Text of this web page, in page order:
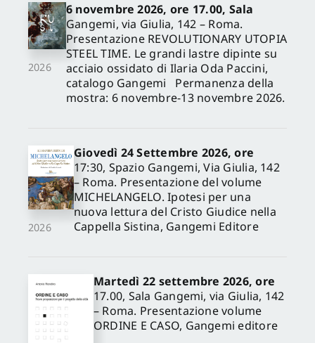
2026
6 novembre 2026, ore 17.00, Sala
Gangemi, via Giulia, 142 – Roma.
Presentazione REVOLUTIONARY UTOPIA
STEEL TIME. Le grandi lastre dipinte su
acciaio ossidato di Ilaria Oda Paccini,
catalogo Gangemi Permanenza della
mostra: 6 novembre-13 novembre 2026.
2026
Giovedì 24 Settembre 2026, ore
17:30, Spazio Gangemi, Via Giulia, 142
– Roma. Presentazione del volume
MICHELANGELO. Ipotesi per una
nuova lettura del Cristo Giudice nella
Cappella Sistina, Gangemi Editore
Martedì 22 settembre 2026, ore
17.00, Sala Gangemi, via Giulia, 142
– Roma. Presentazione volume
ORDINE E CASO, Gangemi editore